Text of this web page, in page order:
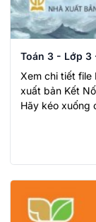
Toán 3 - Lớp 3
Xem chi tiết file
xuất bản Kết
Hãy kéo xuống